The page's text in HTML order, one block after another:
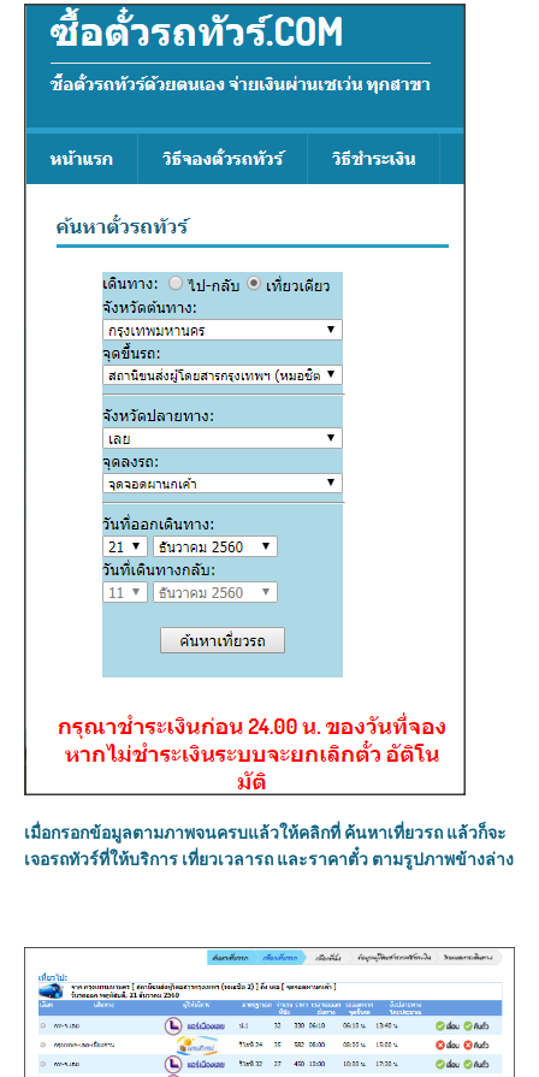
เมื่อกรอกข้อมูลตามภาพจนครบแล้วให้คลิกที่ ค้นหาเที่ยวรถ แล้วก็จะ
เจอรถทัวร์ที่ให้บริการ เที่ยวเวลารถ และราคาตั๋ว ตามรูปภาพข้างล่าง